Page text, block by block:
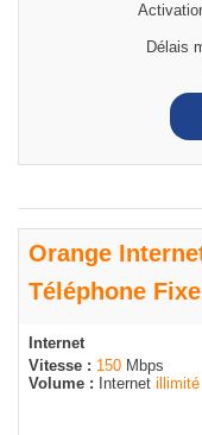
Délais
Orange
Téléphone Fixe
Internet
Vitesse : 150 Mbps
Volume :
Internet illimité